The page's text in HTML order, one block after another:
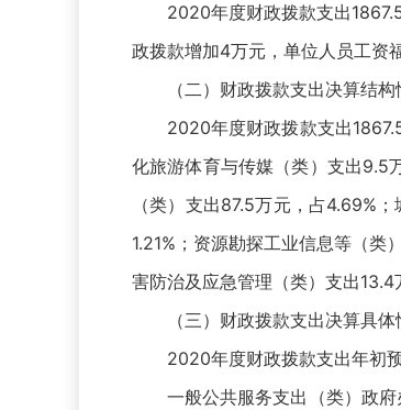
2020年度财政拨款支出
政拨款增加4万元，单位人员工资
（二）财政拨款支出决算结
2020年度财政拨款支出
化旅游体育与传媒（类）支出9.5
（类）支出87.5万元，占4.69%
1.21%；资源勘探工业信息等（
害防治及应急管理（类）支出13.4
（三）财政拨款支出决算具
2020年度财政拨款支出年初
一般公共服务支出（类）政